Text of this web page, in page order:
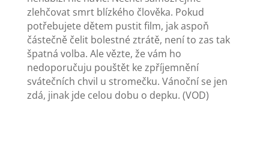
zlehčovat smrt blízkého člověka. Pokud
potřebujete dětem pustit film, jak aspoň
částečně čelit bolestné ztrátě, není to zas tak
špatná volba. Ale vězte, že vám ho
nedoporučuju pouštět ke zpříjemnění
svátečních chvil u stromečku. Vánoční se jen
zdá, jinak jde celou dobu o depku. (VOD)